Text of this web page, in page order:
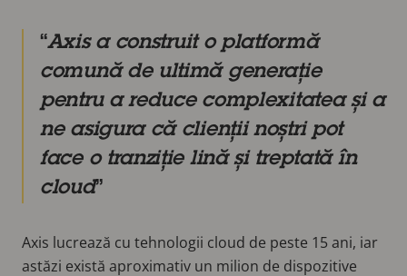
Axis a construit o platformă
comună de ultimă generație
pentru a reduce complexitatea și a
ne asigura că clienții noștri pot
face o tranziție lină și treptată în
cloud
Axis lucrează cu tehnologii cloud de peste 15 ani, iar
astăzi există aproximativ un milion de dispozitive